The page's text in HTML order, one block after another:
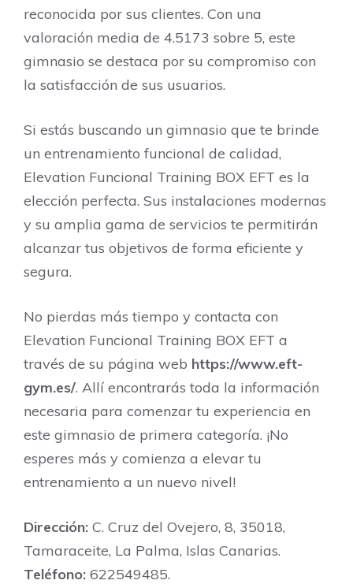
reconocida por sus clientes. Con una
valoración media de 4.5173 sobre 5, este
gimnasio se destaca por su compromiso con
la satisfacción de sus usuarios.
Si estás buscando un gimnasio que te brinde
un entrenamiento funcional de calidad,
Elevation Funcional Training BOX EFT es la
elección perfecta. Sus instalaciones modernas
y su amplia gama de servicios te permitirán
alcanzar tus objetivos de forma eficiente y
segura.
No pierdas más tiempo y contacta con
Elevation Funcional Training BOX EFT a
través de su página web https://www.eft-
gym.es/. Allí encontrarás toda la información
necesaria para comenzar tu experiencia en
este gimnasio de primera categoría. ¡No
esperes más y comienza a elevar tu
entrenamiento a un nuevo nivel!
Dirección: C. Cruz del Ovejero, 8, 35018,
Tamaraceite, La Palma, Islas Canarias.
Teléfono: 622549485.